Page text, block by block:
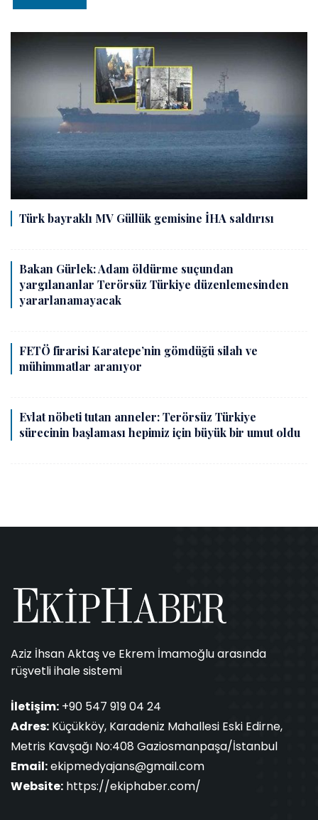
Türk bayraklı MV Güllük gemisine İHA saldırısı
Bakan Gürlek: Adam öldürme suçundan
yargılananlar Terörsüz Türkiye düzenlemesinden
yararlanamayacak
FETÖ firarisi Karatepe’nin gömdüğü silah ve
mühimmatlar aranıyor
Evlat nöbeti tutan anneler: Terörsüz Türkiye
sürecinin başlaması hepimiz için büyük bir umut oldu
Aziz İhsan Aktaş ve Ekrem İmamoğlu arasında
rüşvetli ihale sistemi
İletişim: +90 547 919 04 24
Adres: Küçükköy, Karadeniz Mahallesi Eski Edirne,
Metris Kavşağı No:408 Gaziosmanpaşa/İstanbul
Email:ekipmedyajans@gmail.com
Website: https://ekiphaber.com/